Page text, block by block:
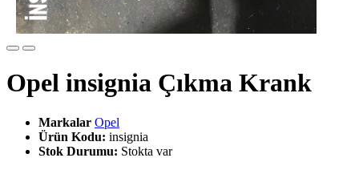
Opel insignia Çıkma Krank
Markalar Opel
Ürün Kodu: insignia
Stok Durumu: Stokta var